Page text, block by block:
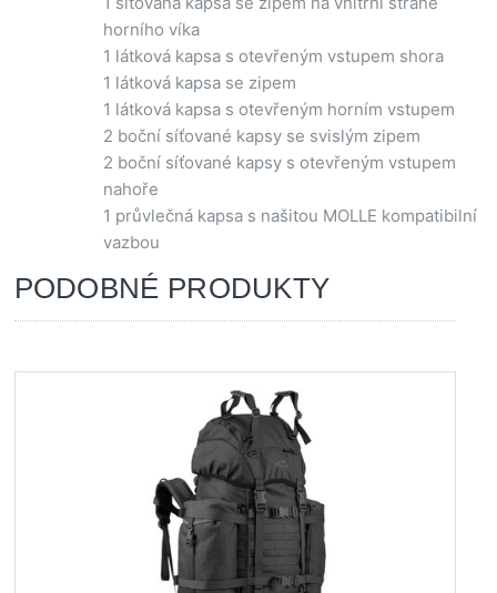
horního víka
1 látková kapsa s otevřeným vstupem shora
1 látková kapsa se zipem
1 látková kapsa s otevřeným horním vstupem
2 boční síťované kapsy se svislým zipem
2 boční síťované kapsy s otevřeným vstupem
nahoře
1 průvlečná kapsa s našitou MOLLE kompatibilní
vazbou
PODOBNÉ PRODUKTY